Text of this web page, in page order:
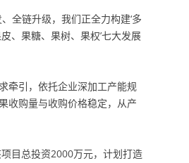
全链升级，我们正全力构建‘多
、果糖、果树、果权’七大发展
牵引，依托企业深加工产能规
收购量与收购价格稳定，从产
目总投资2000万元，计划打造